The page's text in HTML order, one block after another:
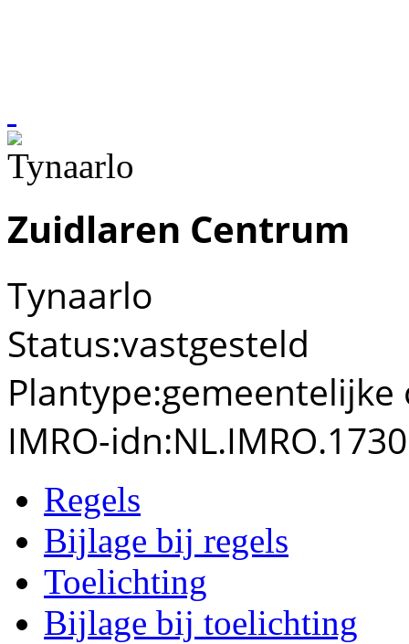
Zuidlaren Centrum
Tynaarlo
Status:vastgesteld
Plantype:
IMRO-idn:
Regels
Bijlage bij regels
Toelichting
Bijlage bij toelichting